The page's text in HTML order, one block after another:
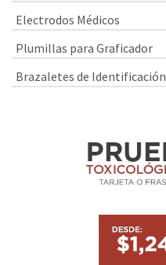
Electrodos Médicos
Plumillas para Graficador
Brazaletes de Identificación